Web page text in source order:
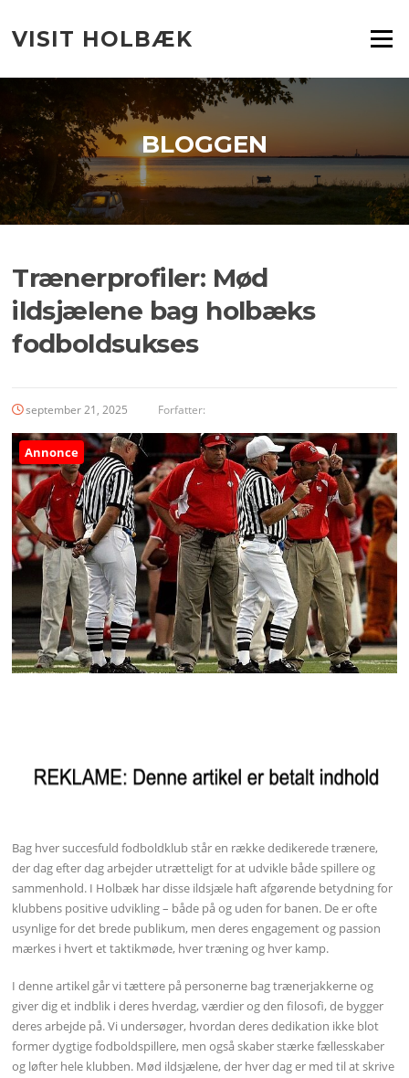
indhold
VISIT HOLBÆK Menu
BLOGGEN
Trænerprofiler: Mød
ildsjælene bag holbæks
fodboldsukses
september 21, 2025 Forfatter:
Annonce
Bag hver succesfuld fodboldklub står en række dedikerede trænere,
der dag efter dag arbejder utrætteligt for at udvikle både spillere og
sammenhold. I Holbæk har disse ildsjæle haft afgørende betydning for
klubbens positive udvikling – både på og uden for banen. De er ofte
usynlige for det brede publikum, men deres engagement og passion
mærkes i hvert et taktikmøde, hver træning og hver kamp.
I denne artikel går vi tættere på personerne bag trænerjakkerne og
giver dig et indblik i deres hverdag, værdier og den filosofi, de bygger
deres arbejde på. Vi undersøger, hvordan deres dedikation ikke blot
former dygtige fodboldspillere, men også skaber stærke fællesskaber
og løfter hele klubben. Mød ildsjælene, der hver dag er med til at skrive